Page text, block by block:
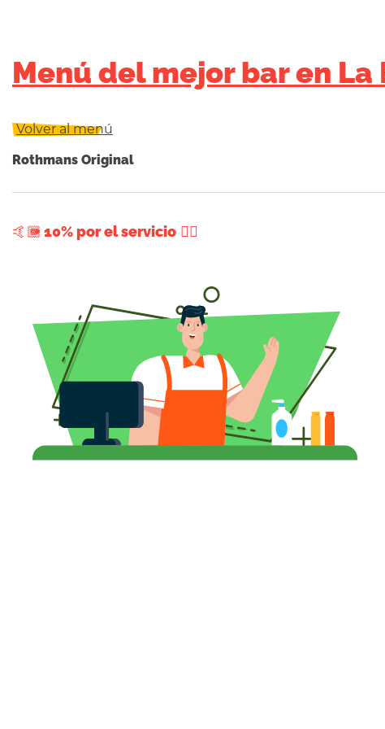
Menú del mejor bar en
Volver al menú
Rothmans Original
+ 10% por el servicio